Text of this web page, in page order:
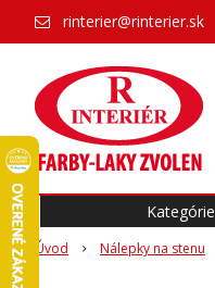
rinterier@rinterier.sk
Úvod Nálepky na stenu
Kategórie